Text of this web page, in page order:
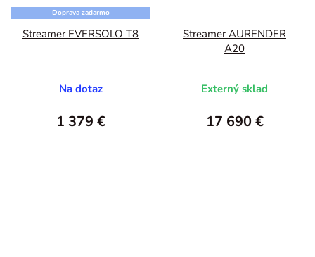
Doprava zadarmo
Streamer EVERSOLO T8
Na dotaz
1 379 €
Streamer AURENDER
A20
Externý sklad
17 690 €